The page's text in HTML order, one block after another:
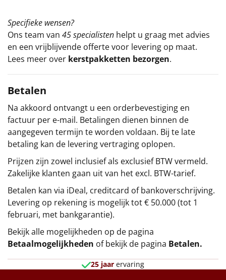
Specifieke wensen?
Ons team van 45 specialisten helpt u graag met advies
en een vrijblijvende offerte voor levering op maat.
Lees meer over kerstpakketten bezorgen.
Betalen
Na akkoord ontvangt u een orderbevestiging en
factuur per e-mail. Betalingen dienen binnen de
aangegeven termijn te worden voldaan. Bij te late
betaling kan de levering vertraging oplopen.
Prijzen zijn zowel inclusief als exclusief BTW vermeld.
Zakelijke klanten gaan uit van het excl. BTW-tarief.
Betalen kan via iDeal, creditcard of bankoverschrijving.
Levering op rekening is mogelijk tot € 50.000 (tot 1
februari, met bankgarantie).
Bekijk alle mogelijkheden op de pagina
Betaalmogelijkheden of bekijk de pagina Betalen.
25 jaar ervaring